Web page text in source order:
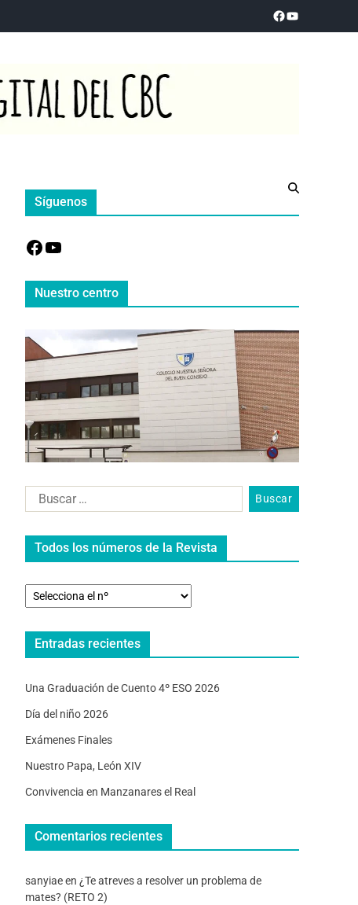
Síguenos
Nuestro centro
Todos los números de la Revista
Entradas recientes
Una Graduación de Cuento 4º ESO 2026
Día del niño 2026
Exámenes Finales
Nuestro Papa, León XIV
Convivencia en Manzanares el Real
Comentarios recientes
sanyiaeen ¿Te atreves a resolver un problema de
mates? (RETO 2)